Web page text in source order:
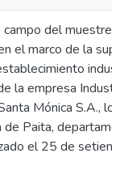
campo del muestreo
el marco de la
la empresa
Mónica S.A.,
de Paita,
el 25 de